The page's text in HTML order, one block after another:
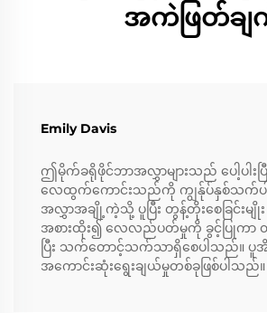
အကဲဖြတ်ချ
Emily Davis
ဤမိုက်ခရိုဖိုင်ဘာအလွှာများသည် ပေါ့ပါးပ
လေထွက်ကောင်းသည်ကို ကျွန်ုပ်နှစ်သက်ပါ
အလွှာအချို့ကဲ့သို့ ပူပြီး တွန့်တိုးစေခြင်းမျိုး
အစားထိုး၍ လေလည်ပတ်မှုကို ခွင့်ပြုကာ
ပြီး သက်တောင့်သက်သာရှိစေပါသည်။ ပူ
အကောင်းဆုံးရွေးချယ်မှုတစ်ခုဖြစ်ပါသည်။